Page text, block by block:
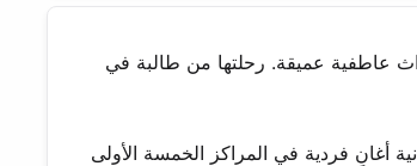
عاطفية عميقة. رحلتها من طالبة في
أغانٍ فردية في المراكز الخمسة الأولى